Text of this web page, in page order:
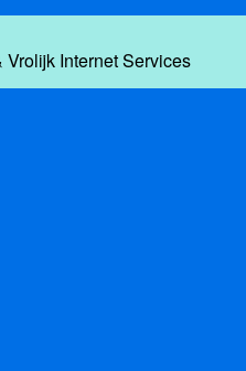
Vrolijk Internet Services